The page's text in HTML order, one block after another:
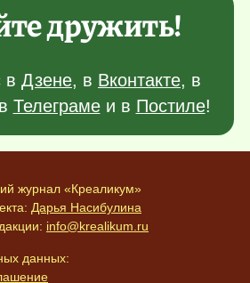
дружить!
в Дзене, в Вконтакте, в
Телеграмеи в Постиле!
журнал «Креаликум»
Дарья Насибулина
info@krealikum.ru
данных: